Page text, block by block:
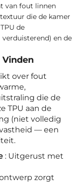
van fout linnen
die de kamer
de
en de
over fout
die de
TPU aan de
(niet volledig
— een
: Uitgerust met
zorgt